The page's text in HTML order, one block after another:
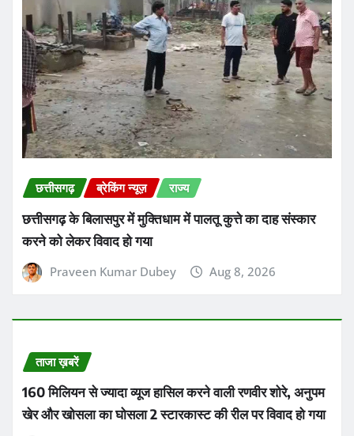
छत्तीसगढ़ ब्रेकिंग न्यूज़ राज्य
छत्तीसगढ़ के बिलासपुर में मुक्तिधाम में पालतू कुत्ते का दाह संस्कार
करने को लेकर विवाद हो गया
Praveen Kumar Dubey Aug 8, 2026
ताजा ख़बरें
160 मिलियन से ज्यादा व्यूज हासिल करने वाली रणवीर शोरे, अनुपम
खेर और खोसला का घोसला 2 स्टारकास्ट की रील पर विवाद हो गया